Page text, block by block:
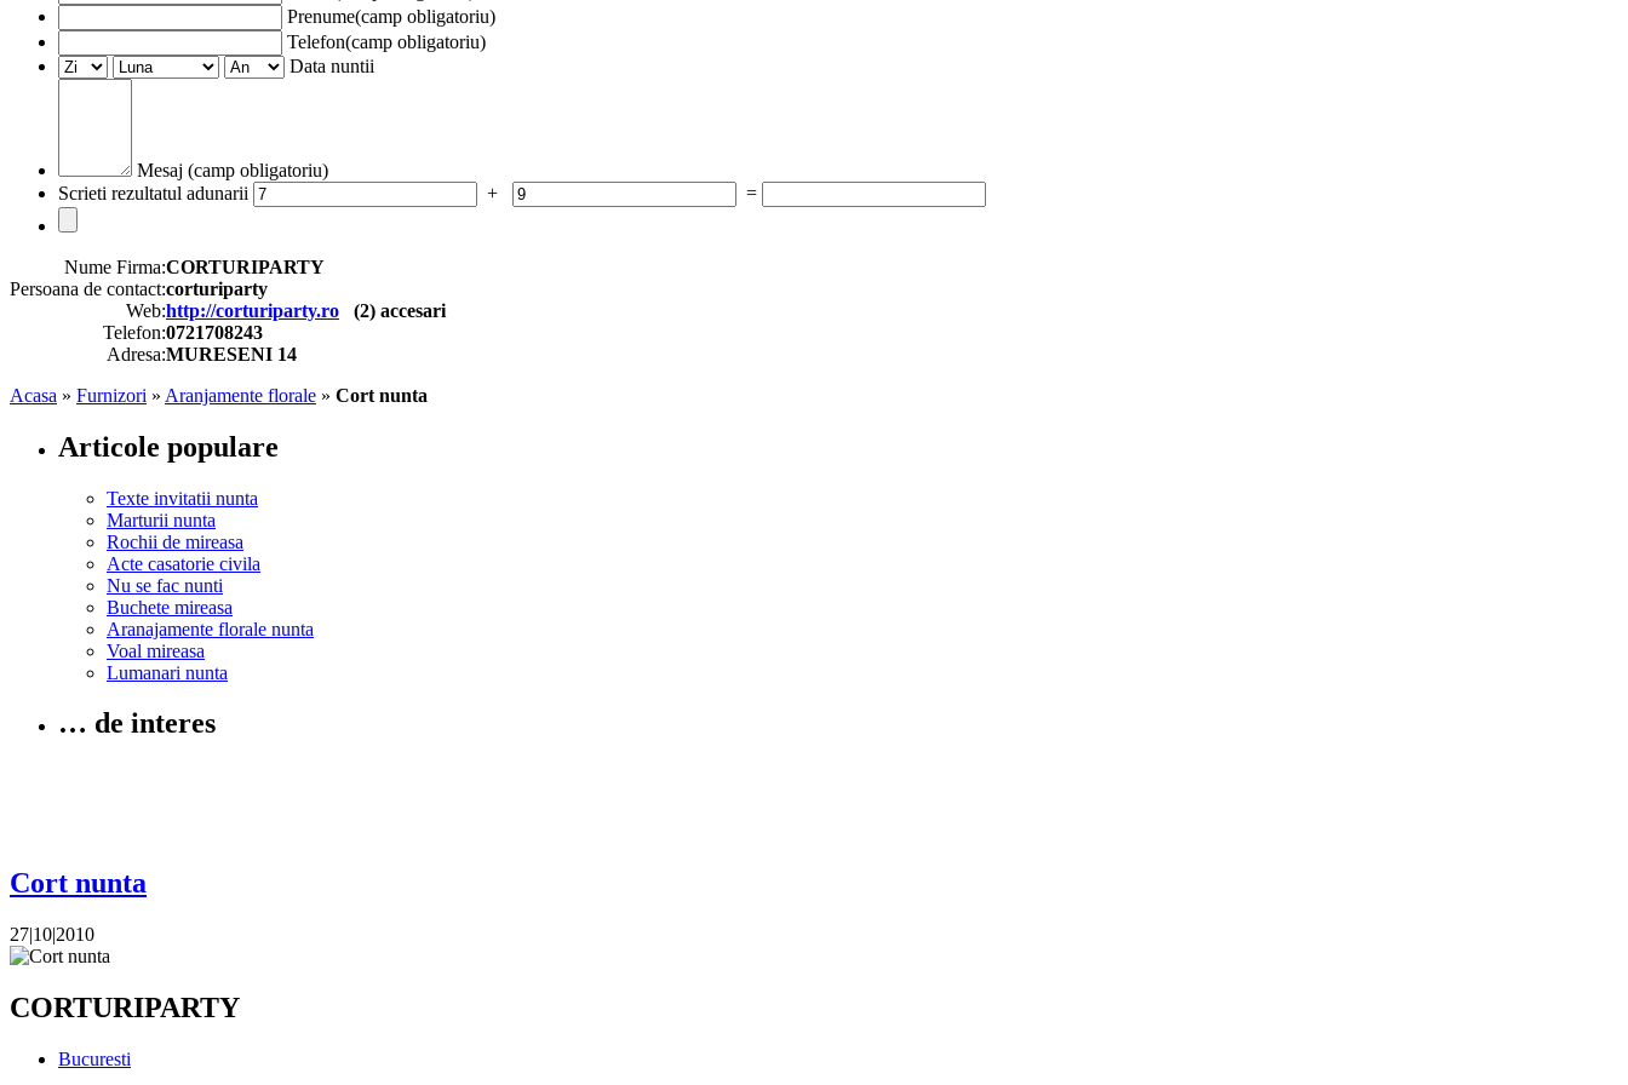
Prenume(camp obligatoriu)
Telefon(camp obligatoriu)
Data nuntii
Mesaj (camp obligatoriu)
Scrieti rezultatul adunarii
+ =
Nume Firma:CORTURIPARTY
Persoana de contact:corturiparty
Web:http://corturiparty.ro (2) accesari
Telefon:0721708243
Adresa:MURESENI 14
Acasa » Furnizori » Aranjamente florale » Cort nunta
Articole populare
Texte invitatii nunta
Marturii nunta
Rochii de mireasa
Acte casatorie civila
Nu se fac nunti
Buchete mireasa
Aranajamente florale nunta
Voal mireasa
Lumanari nunta
… de interes
Cort nunta
27|10|2010
CORTURIPARTY
Bucuresti